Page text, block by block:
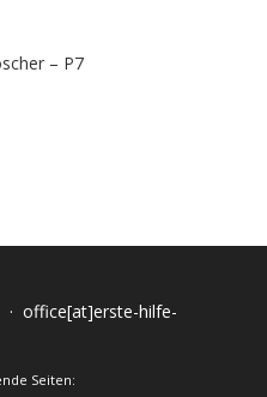
– P7
· office[at]erste-hilfe-
Seiten: